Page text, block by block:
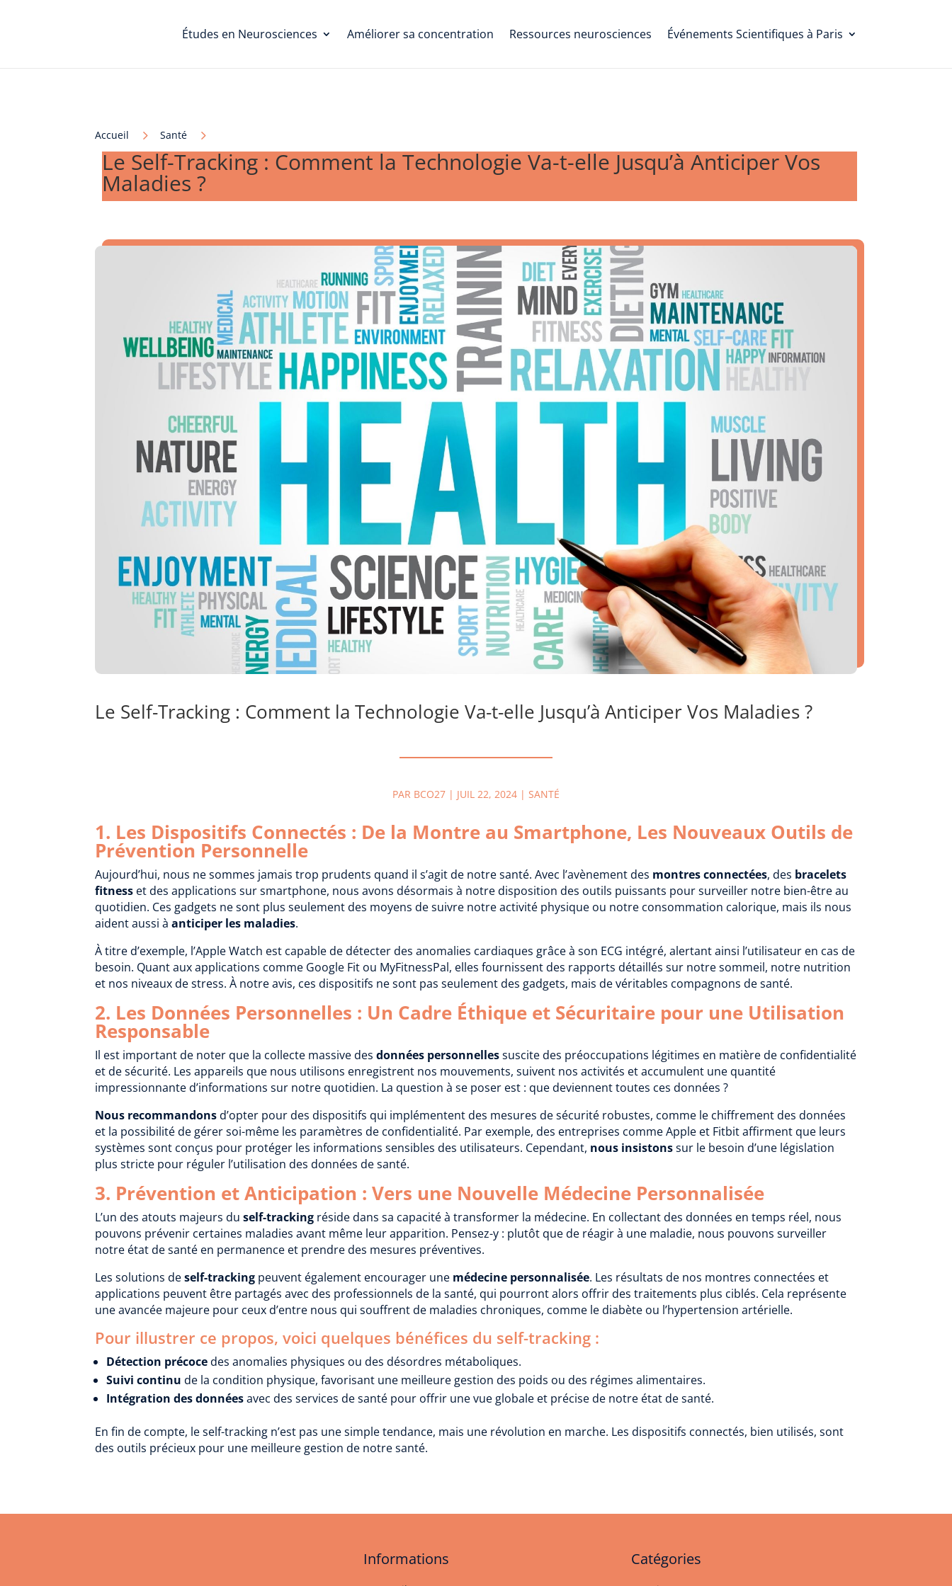
Études en Neurosciences Améliorer sa concentration Ressources neurosciences Événements Scientifiques à Paris
Accueil 5 Santé 5
Le Self-Tracking : Comment la Technologie Va-t-elle Jusqu’à Anticiper Vos
Maladies ?
Le Self-Tracking : Comment la Technologie Va-t-elle Jusqu’à Anticiper Vos Maladies ?
PAR BCO27 | JUIL 22, 2024 | SANTÉ
1. Les Dispositifs Connectés : De la Montre au Smartphone, Les Nouveaux Outils de
Prévention Personnelle
Aujourd’hui, nous ne sommes jamais trop prudents quand il s’agit de notre santé. Avec l’avènement des montres connectées, des bracelets
fitness et des applications sur smartphone, nous avons désormais à notre disposition des outils puissants pour surveiller notre bien-être au
quotidien. Ces gadgets ne sont plus seulement des moyens de suivre notre activité physique ou notre consommation calorique, mais ils nous
aident aussi àanticiper les maladies.
À titre d’exemple, l’Apple Watch est capable de détecter des anomalies cardiaques grâce à son ECG intégré, alertant ainsi l’utilisateur en cas de
besoin. Quant aux applications comme Google Fit ou MyFitnessPal, elles fournissent des rapports détaillés sur notre sommeil, notre nutrition
et nos niveaux de stress. À notre avis, ces dispositifs ne sont pas seulement des gadgets, mais de véritables compagnons de santé.
2. Les Données Personnelles : Un Cadre Éthique et Sécuritaire pour une Utilisation
Responsable
Il est important de noter que la collecte massive desdonnées personnellessuscite des préoccupations légitimes en matière de confidentialité
et de sécurité. Les appareils que nous utilisons enregistrent nos mouvements, suivent nos activités et accumulent une quantité
impressionnante d’informations sur notre quotidien. La question à se poser est : que deviennent toutes ces données ?
Nous recommandonsd’opter pour des dispositifs qui implémentent des mesures de sécurité robustes, comme le chiffrement des données
et la possibilité de gérer soi-même les paramètres de confidentialité. Par exemple, des entreprises comme Apple et Fitbit affirment que leurs
systèmes sont conçus pour protéger les informations sensibles des utilisateurs. Cependant, nous insistonssur le besoin d’une législation
plus stricte pour réguler l’utilisation des données de santé.
3. Prévention et Anticipation : Vers une Nouvelle Médecine Personnalisée
L’un des atouts majeurs duself-tracking réside dans sa capacité à transformer la médecine. En collectant des données en temps réel, nous
pouvons prévenir certaines maladies avant même leur apparition. Pensez-y : plutôt que de réagir à une maladie, nous pouvons surveiller
notre état de santé en permanence et prendre des mesures préventives.
Les solutions deself-tracking peuvent également encourager une médecine personnalisée. Les résultats de nos montres connectées et
applications peuvent être partagés avec des professionnels de la santé, qui pourront alors offrir des traitements plus ciblés. Cela représente
une avancée majeure pour ceux d’entre nous qui souffrent de maladies chroniques, comme le diabète ou l’hypertension artérielle.
Pour illustrer ce propos, voici quelques bénéfices du self-tracking :
Détection précocedes anomalies physiques ou des désordres métaboliques.
Suivi continu de la condition physique, favorisant une meilleure gestion des poids ou des régimes alimentaires.
Intégration des donnéesavec des services de santé pour offrir une vue globale et précise de notre état de santé.
En fin de compte, le self-tracking n’est pas une simple tendance, mais une révolution en marche. Les dispositifs connectés, bien utilisés, sont
des outils précieux pour une meilleure gestion de notre santé.
Informations Catégories